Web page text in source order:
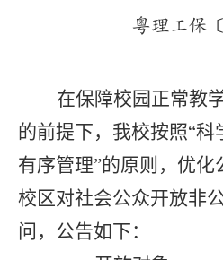
粤理工保〔
在保障校园正常教
的前提下，我校按照“科
有序管理”的原则，优
校区对社会公众开放非
问，公告如下：